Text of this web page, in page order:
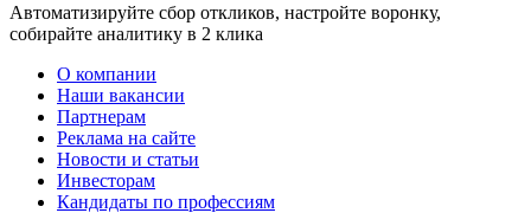
Автоматизируйте сбор откликов, настройте воронку,
собирайте аналитику в 2 клика
О компании
Наши вакансии
Партнерам
Реклама на сайте
Новости и статьи
Инвесторам
Кандидаты по профессиям